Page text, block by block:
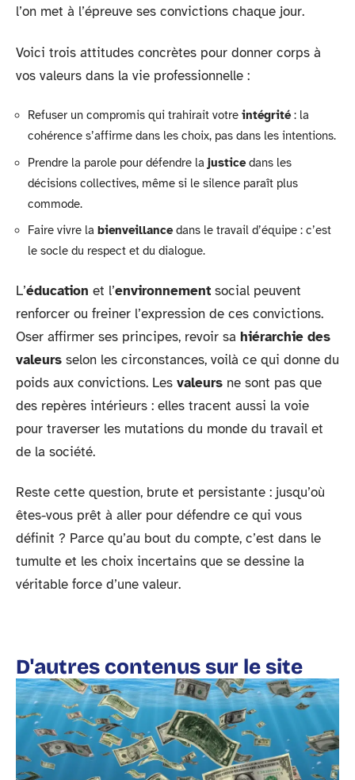
l’on met à l’épreuve ses convictions chaque jour.
Voici trois attitudes concrètes pour donner corps à
vos valeurs dans la vie professionnelle :
Refuser un compromis qui trahirait votre intégrité: la
cohérence s’affirme dans les choix, pas dans les intentions.
Prendre la parole pour défendre la justicedans les
décisions collectives, même si le silence paraît plus
commode.
Faire vivre la bienveillancedans le travail d’équipe : c’est
le socle du respect et du dialogue.
L’éducation et l’environnement social peuvent
renforcer ou freiner l’expression de ces convictions.
Oser affirmer ses principes, revoir sa hiérarchie des
valeurs selon les circonstances, voilà ce qui donne du
poids aux convictions. Les valeurs ne sont pas que
des repères intérieurs : elles tracent aussi la voie
pour traverser les mutations du monde du travail et
de la société.
Reste cette question, brute et persistante : jusqu’où
êtes-vous prêt à aller pour défendre ce qui vous
définit ? Parce qu’au bout du compte, c’est dans le
tumulte et les choix incertains que se dessine la
véritable force d’une valeur.
D'autres contenus sur le site